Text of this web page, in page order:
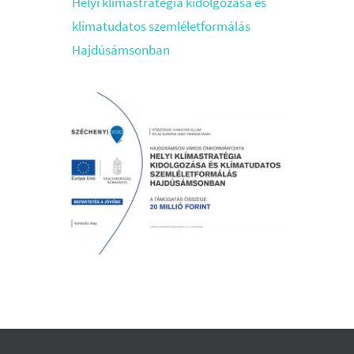
klímatudatos szemléletformálás
Hajdúsámsonban